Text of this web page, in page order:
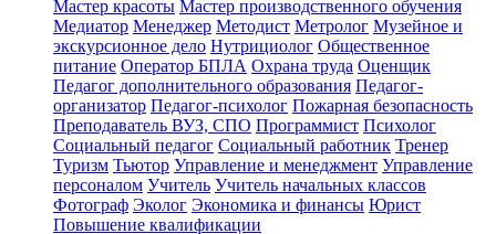
Мастер красоты Мастер производственного обучения
Медиатор Менеджер Методист Метролог Музейное и
экскурсионное дело Нутрициолог Общественное
питание Оператор БПЛА Охрана труда Оценщик
Педагог дополнительного образования Педагог-
организатор Педагог-психолог Пожарная безопасность
Преподаватель ВУЗ, СПО Программист Психолог
Социальный педагог Социальный работник Тренер
Туризм Тьютор Управление и менеджмент Управление
персоналом Учитель Учитель начальных классов
Фотограф Эколог Экономика и финансы Юрист
Повышение квалификации